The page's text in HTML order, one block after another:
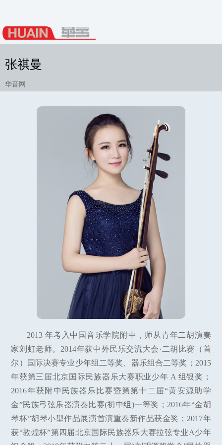
张祺曼
华音网
2013 年考入中国音乐学院附中，师从青年二胡演奏
家刘虹老师。2014年获中外民乐交流大会·二胡比赛（首
尔）国际决赛专业少年组二等奖、器乐组合二等奖；2015
年获第三届北京国际民族器乐大赛职业少年 A 组银奖；
2016年获附中民族器乐比赛暨第第十二届“黄安源助学
金”民族弓弦乐器演奏比赛(初中组)一等奖；2016年“金胡
琴杯”胡琴小型作品展演首演重奏新作品获金奖；2017年
获“敦煌杯”第四届北京国际民族器乐大赛拉弦专业A少年